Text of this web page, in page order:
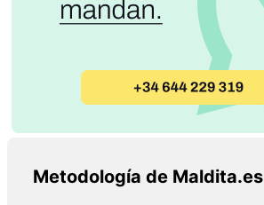
Metodología de Maldita.es